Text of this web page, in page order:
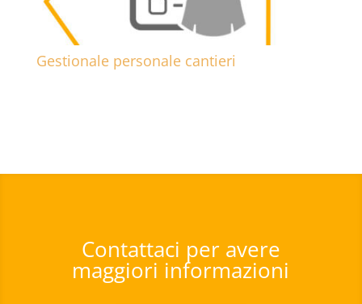
Gestionale personale cantieri
Contattaci per avere
maggiori informazioni